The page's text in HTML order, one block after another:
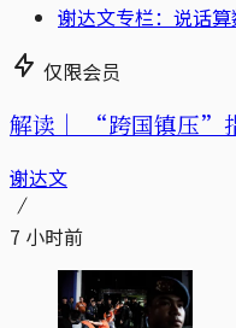
谢达文专栏：说话算
仅限会员
解读｜ “跨国镇压”
谢达文
7 小时前